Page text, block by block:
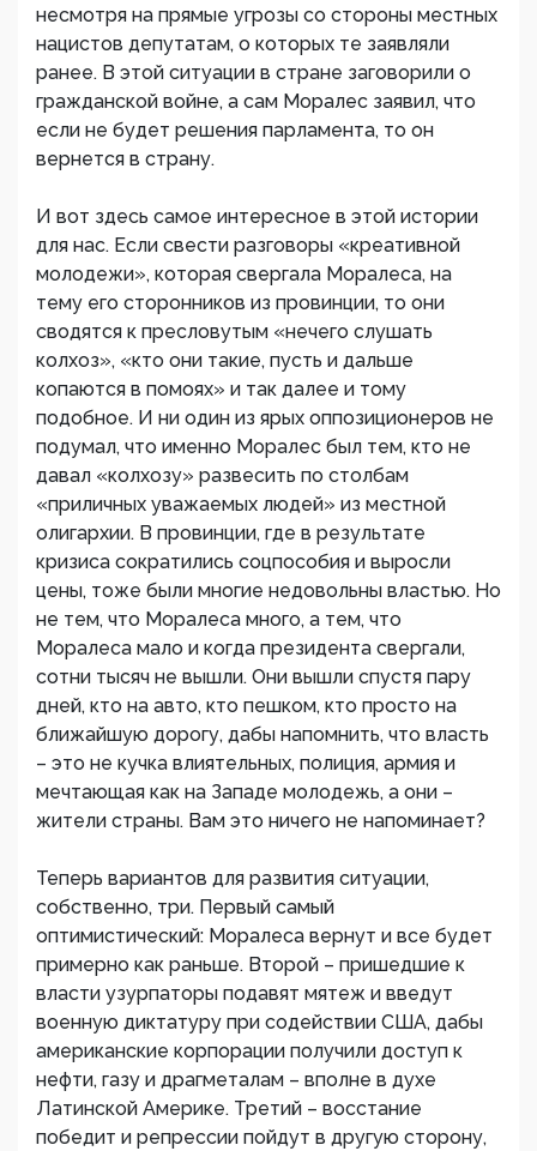
несмотря на прямые угрозы со стороны местных
нацистов депутатам, о которых те заявляли
ранее. В этой ситуации в стране заговорили о
гражданской войне, а сам Моралес заявил, что
если не будет решения парламента, то он
вернется в страну.
И вот здесь самое интересное в этой истории
для нас. Если свести разговоры «креативной
молодежи», которая свергала Моралеса, на
тему его сторонников из провинции, то они
сводятся к пресловутым «нечего слушать
колхоз», «кто они такие, пусть и дальше
копаются в помоях» и так далее и тому
подобное. И ни один из ярых оппозиционеров не
подумал, что именно Моралес был тем, кто не
давал «колхозу» развесить по столбам
«приличных уважаемых людей» из местной
олигархии. В провинции, где в результате
кризиса сократились соцпособия и выросли
цены, тоже были многие недовольны властью. Но
не тем, что Моралеса много, а тем, что
Моралеса мало и когда президента свергали,
сотни тысяч не вышли. Они вышли спустя пару
дней, кто на авто, кто пешком, кто просто на
ближайшую дорогу, дабы напомнить, что власть
– это не кучка влиятельных, полиция, армия и
мечтающая как на Западе молодежь, а они –
жители страны. Вам это ничего не напоминает?
Теперь вариантов для развития ситуации,
собственно, три. Первый самый
оптимистический: Моралеса вернут и все будет
примерно как раньше. Второй – пришедшие к
власти узурпаторы подавят мятеж и введут
военную диктатуру при содействии США, дабы
американские корпорации получили доступ к
нефти, газу и драгметалам – вполне в духе
Латинской Америке. Третий – восстание
победит и репрессии пойдут в другую сторону,